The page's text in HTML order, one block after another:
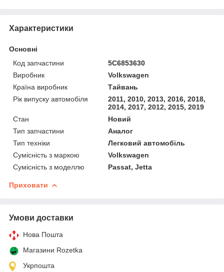
Характеристики
Основні
Код запчастини
5C6853630
Виробник
Volkswagen
Країна виробник
Тайвань
Рік випуску автомобіля
2011, 2010, 2013, 2016, 2018,
2014, 2017, 2012, 2015, 2019
Стан
Новий
Тип запчастини
Аналог
Тип техніки
Легковий автомобіль
Сумісність з маркою
Volkswagen
Сумісність з моделлю
Passat, Jetta
Приховати
Умови доставки
Нова Пошта
Магазини Rozetka
Укрпошта